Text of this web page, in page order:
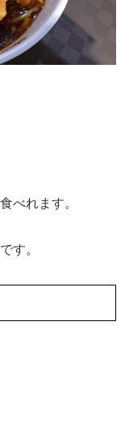
べれます。
す。